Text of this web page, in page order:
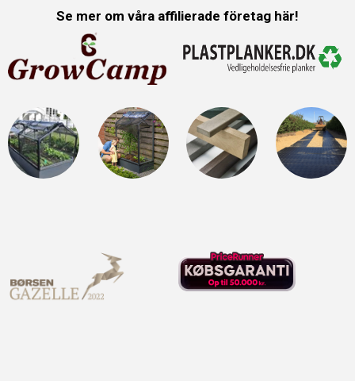
Se mer om våra affilierade företag här!